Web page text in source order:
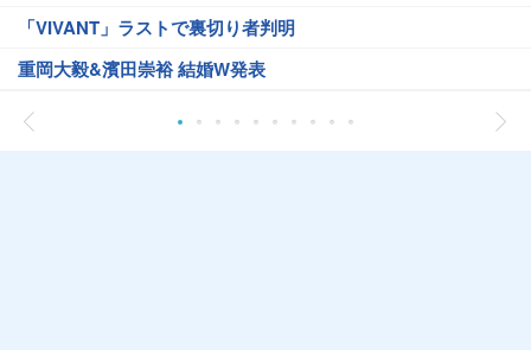
「VIVANT」ラストで裏切り者判明
重岡大毅&濱田崇裕 結婚W発表